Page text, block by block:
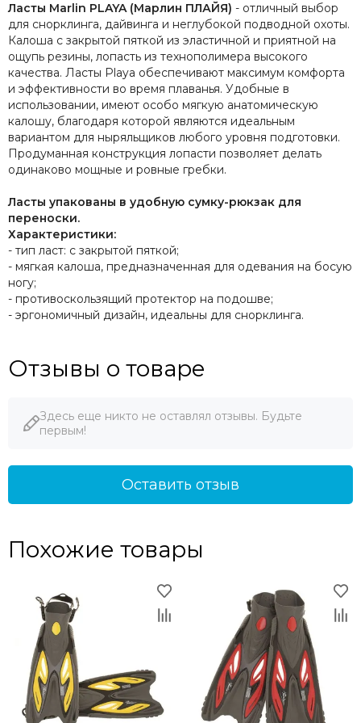
Ласты Marlin PLAYA (Марлин ПЛАЙЯ) - отличный выбор
для снорклинга, дайвинга и неглубокой подводной охоты.
Калоша с закрытой пяткой из эластичной и приятной на
ощупь резины, лопасть из технополимера высокого
качества. Ласты Playa обеспечивают максимум комфорта
и эффективности во время плаванья. Удобные в
использовании, имеют особо мягкую анатомическую
калошу, благодаря которой являются идеальным
вариантом для ныряльщиков любого уровня подготовки.
Продуманная конструкция лопасти позволяет делать
одинаково мощные и ровные гребки.
Ласты упакованы в удобную сумку-рюкзак для
переноски.
Характеристики:
- тип ласт: с закрытой пяткой;
- мягкая калоша, предназначенная для одевания на босую
ногу;
- противоскользящий протектор на подошве;
- эргономичный дизайн, идеальны для снорклинга.
Отзывы о товаре
Здесь еще никто не оставлял отзывы. Будьте
первым!
Оставить отзыв
Похожие товары